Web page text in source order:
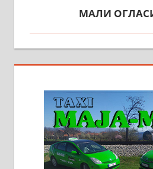
београдски друм.
стамбене целине
адресе. 063/71-74-023
Издајем комплетно
халу на
плацу површине
064/321-80-51; 063/102-